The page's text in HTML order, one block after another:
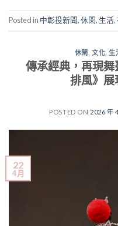
Posted in 中彰投新聞,休閑,生活,
休閑 文化 ,生
傳承經典，再現
排風》展
POSTED ON 2026 年
22
4 月